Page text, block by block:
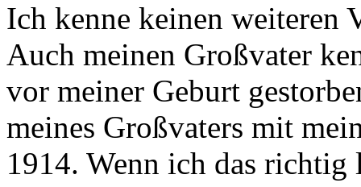
Ich kenne keinen weiteren
Auch meinen Großvater
vor meiner Geburt
meines Großvaters mit
1914. Wenn ich das